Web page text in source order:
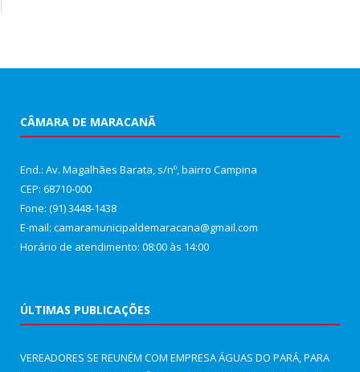
CÂMARA DE MARACANÃ
End.: Av. Magalhães Barata, s/nº, bairro Campina
CEP: 68710-000
Fone: (91) 3448-1438
E-mail: camaramunicipaldemaracana@gmail.com
Horário de atendimento: 08:00 às 14:00
ÚLTIMAS PUBLICAÇÕES
VEREADORES SE REUNÉM COM EMPRESA ÁGUAS DO PARÁ, PARA